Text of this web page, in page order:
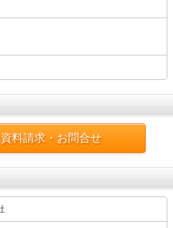
料請求・お問合せ